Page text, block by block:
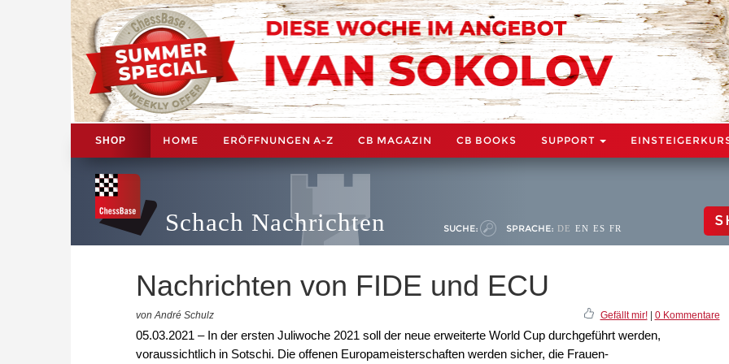
SHOP HOME ERÖFFNUNGEN A-Z CB MAGAZIN CB BOOKS SUPPORT
Schach Nachrichten SUCHE: SPRACHE: DE EN ES FR
Nachrichten von FIDE und ECU
von André Schulz Gefällt mir!| 0 Kommentare
05.03.2021 – In der ersten Juliwoche 2021 soll der neue erweiterte World Cup durchgeführt werden,
voraussichtlich in Sotschi. Die offenen Europameisterschaften werden sicher, die Frauen-